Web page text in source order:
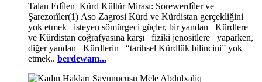
Talan Edîlen Kürd Kültür Mirası: Sorewerdîler ve
Şarezorîler(1) Aso Zagrosi Kürd ve Kürdistan gerçekliğini
yok etmek isteyen sömürgeci güçler, bir yandan Kürdlere
ve Kürdistan coğrafyasına karşı fiziki jenositlere yaparken,
diğer yandan Kürdlerin “tarihsel Kürdlük bilincini” yok
etmek.. berdewam...